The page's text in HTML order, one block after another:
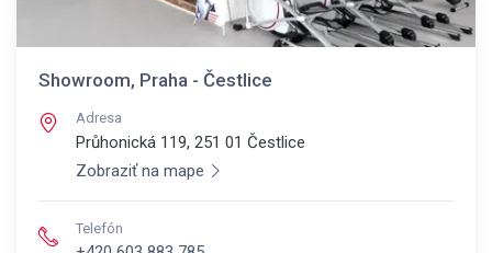
Showroom, Praha - Čestlice
Adresa
Průhonická 119, 251 01 Čestlice
Zobraziť na mape
Telefón